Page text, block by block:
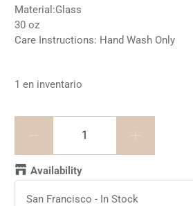
Material:Glass
30 oz
Care Instructions: Hand Wash Only
1 en inventario
Availability
San Francisco - In Stock